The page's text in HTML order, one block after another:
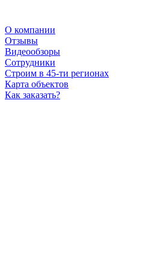
О компании
Отзывы
Видеообзоры
Сотрудники
Строим в 45-ти регионах
Карта объектов
Как заказать?